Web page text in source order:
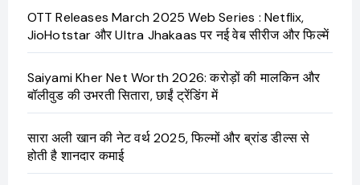
OTT Releases March 2025 Web Series : Netflix,
JioHotstar और Ultra Jhakaas पर नई वेब सीरीज और फिल्में
Saiyami Kher Net Worth 2026: करोड़ों की मालकिन और
बॉलीवुड की उभरती सितारा, छाईं ट्रेंडिंग में
सारा अली खान की नेट वर्थ 2025, फिल्मों और ब्रांड डील्स से
होती है शानदार कमाई